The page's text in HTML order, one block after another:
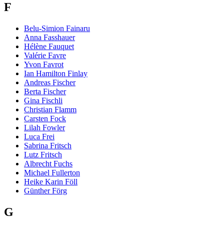
F
Belu-Simion Fainaru
Anna Fasshauer
Hélène Fauquet
Valérie Favre
Yvon Favrot
Ian Hamilton Finlay
Andreas Fischer
Berta Fischer
Gina Fischli
Christian Flamm
Carsten Fock
Lilah Fowler
Luca Frei
Sabrina Fritsch
Lutz Fritsch
Albrecht Fuchs
Michael Fullerton
Heike Karin Föll
Günther Förg
G